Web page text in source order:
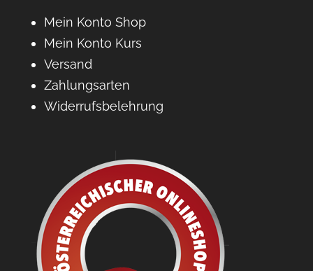
Mein Konto Shop
Mein Konto Kurs
Versand
Zahlungsarten
Widerrufsbelehrung